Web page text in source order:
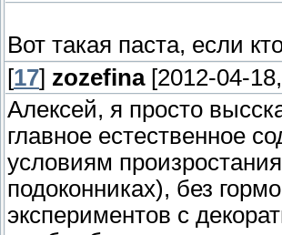
Вот такая паста, если
[17] zozefina[2012-04-
Алексей, я просто
главное естественное
условиям
подоконниках), без
экспериментов с